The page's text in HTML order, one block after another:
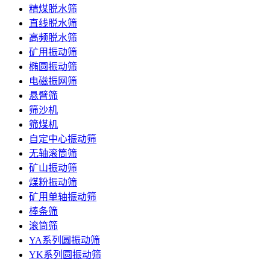
精煤脱水筛
直线脱水筛
高频脱水筛
矿用振动筛
椭圆振动筛
电磁振网筛
悬臂筛
筛沙机
筛煤机
自定中心振动筛
无轴滚筒筛
矿山振动筛
煤粉振动筛
矿用单轴振动筛
棒条筛
滚筒筛
YA系列圆振动筛
YK系列圆振动筛